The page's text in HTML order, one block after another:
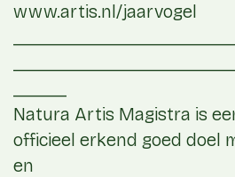
www.artis.nl/jaarvogel
Natura Artis Magistra is
officieel erkend goed doel
en